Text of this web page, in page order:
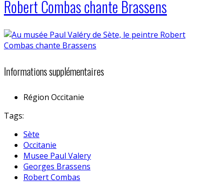
Robert Combas chante Brassens
Informations supplémentaires
Région Occitanie
Tags:
Sète
Occitanie
Musee Paul Valery
Georges Brassens
Robert Combas